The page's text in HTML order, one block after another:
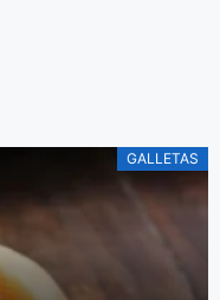
GALLETAS